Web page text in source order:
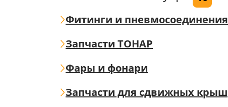
Фитинги и пневмосоединения
Запчасти ТОНАР
Фары и фонари
Запчасти для сдвижных крыш